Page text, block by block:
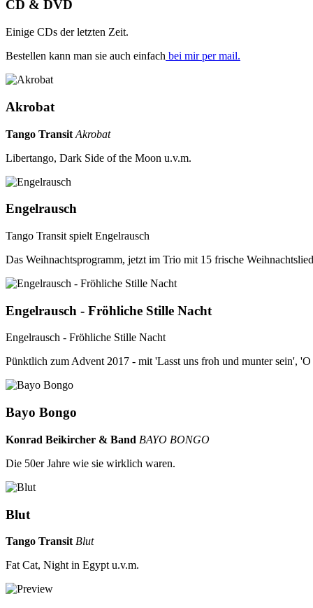
CD & DVD
Einige CDs der letzten Zeit.
Bestellen kann man sie auch einfach bei mir per mail.
Akrobat
Tango Transit Akrobat
Libertango, Dark Side of the Moon u.v.m.
Engelrausch
Tango Transit spielt Engelrausch
Das Weihnachtsprogramm, jetzt im Trio mit 15 frische
Engelrausch - Fröhliche Stille Nacht
Engelrausch - Fröhliche Stille Nacht
Pünktlich zum Advent 2017 - mit 'Lasst uns froh und munter sein',
Bayo Bongo
Konrad Beikircher & Band BAYO BONGO
Die 50er Jahre wie sie wirklich waren.
Blut
Tango Transit Blut
Fat Cat, Night in Egypt u.v.m.